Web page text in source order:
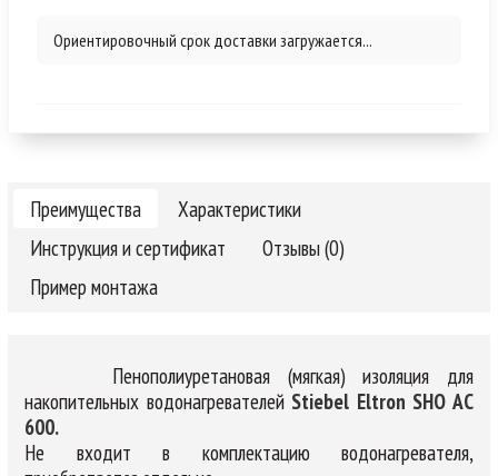
Ориентировочный срок доставки загружается...
Преимущества
Характеристики
Инструкция и сертификат
Отзывы (0)
Пример монтажа
Пенополиуретановая (мягкая) изоляция для
накопительных водонагревателейStiebel Eltron SHO AC
600.
Не входит в комплектацию водонагревателя,